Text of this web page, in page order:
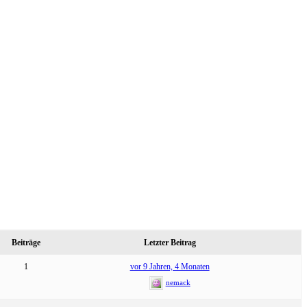
Beiträge Letzter Beitrag
1 vor 9 Jahren, 4 Monaten
nemack